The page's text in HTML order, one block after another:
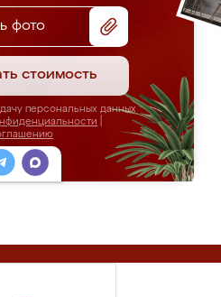
фото
стоимость
персональных данных